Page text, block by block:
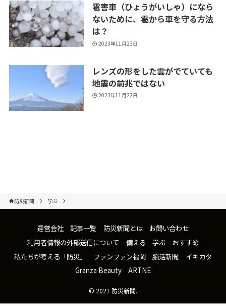
雹害車（ひょうがいしゃ）になら
ないために、雹から車を守る方法
は？
2023年11月23日
レンズの形をした雲がでていても
地震の前兆ではない
2023年11月22日
防災新聞 学ぶ
運営会社 記事一覧 防災新聞とは
お問い合わせ
利用者情報の外部送信について
備える 学ぶ
おすすめ
私たちが考える「防災」
ファンファン福岡 脳活新聞
イキカタ
Granza Beauty
ARTNE
© 2021 防災新聞.